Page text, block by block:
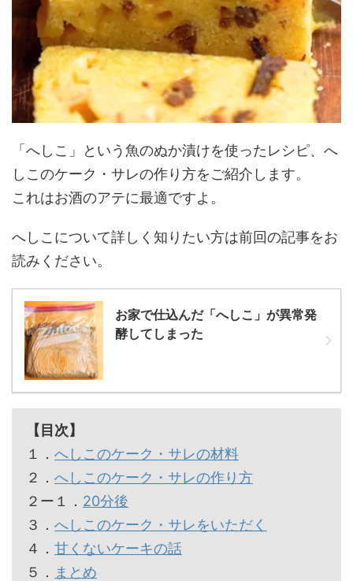
「へしこ」という魚のぬか漬けを使ったレシピ、へ
しこのケーク・サレの作り方をご紹介します。
これはお酒のアテに最適ですよ。
へしこについて詳しく知りたい方は前回の記事をお
読みください。
お家で仕込んだ「へしこ」が異常発
酵してしまった
【目次】
１． へしこのケーク・サレの材料
２． へしこのケーク・サレの作り方
２ー１． 20分後
３． へしこのケーク・サレをいただく
４． 甘くないケーキの話
５． まとめ